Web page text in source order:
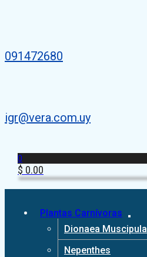
091472680
igr@vera.com.uy
0
$ 0.00
Plantas Carnívoras
Dionaea Muscipula
Nepenthes